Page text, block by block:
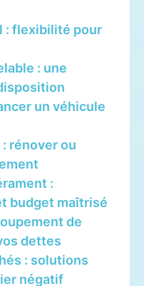
: flexibilité pour
: une
un véhicule
rénover ou
:
budget maîtrisé
de
dettes
: solutions
négatif